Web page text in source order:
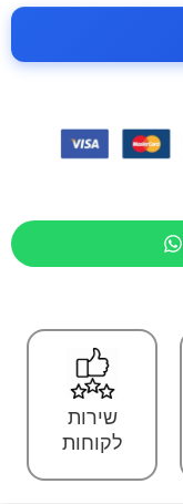
שירות
לקוחות